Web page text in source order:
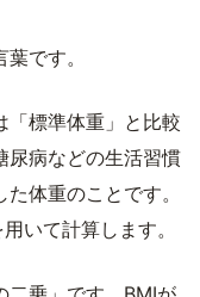
です。
「標準体重」と比較
尿病などの生活習慣
体重のことです。
いて計算します。